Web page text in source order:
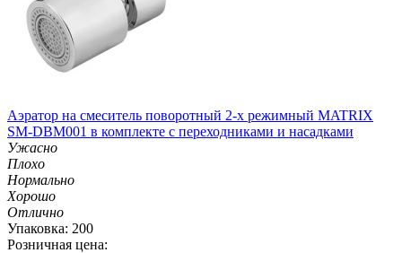
Аэратор на смеситель поворотный 2-х режимный MATRIX
SM-DBM001 в комплекте с переходниками и насадками
Ужасно
Плохо
Нормально
Хорошо
Отлично
Упаковка: 200
Розничная цена: